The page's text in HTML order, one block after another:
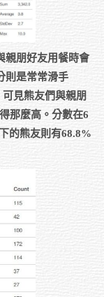
親朋好友用餐時會
則是常常滑手
見熊友們與親朋
那麼高。分數在6
的熊友則有68.8%